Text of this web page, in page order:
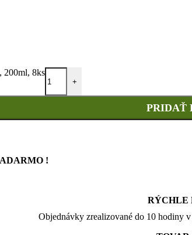
200ml, 8ks
+
PRIDAŤ
!
RÝCHLE
Objednávky zrealizované do 10 hodiny